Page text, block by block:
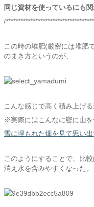
同じ資材を使っているにも
/
この時の堆肥(厳密には堆肥
のまき方というのが、
こんな感じで高く積み上げる
※実際にはこんなに密に山を
雪に埋もれた畑を見て思い
このようにすることで、比
消え水を含みやすくなった。